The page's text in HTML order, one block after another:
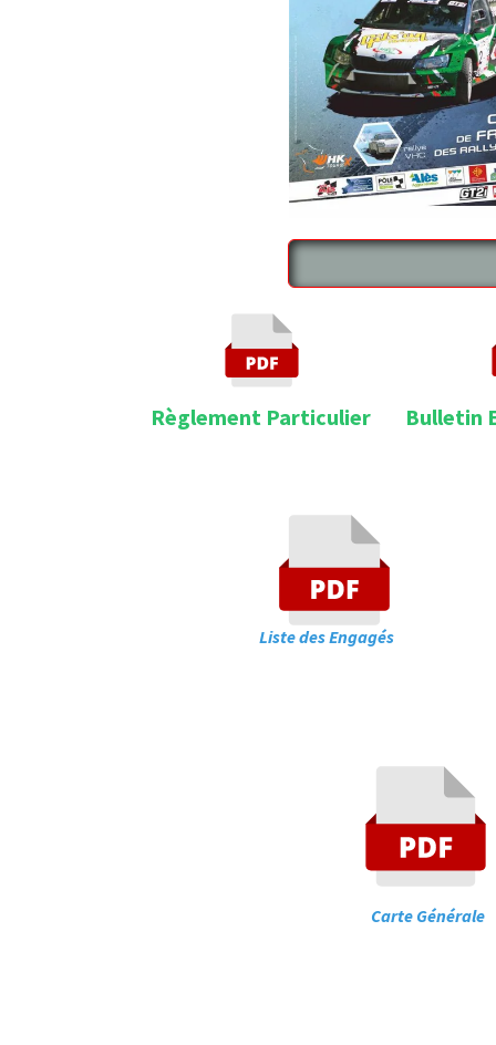
Bulletin
Règlement Particulier
Liste des
Carte